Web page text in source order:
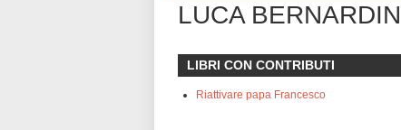
LUCA
LIBRI CON CONTRIBUTI
Riattivare papa Francesco